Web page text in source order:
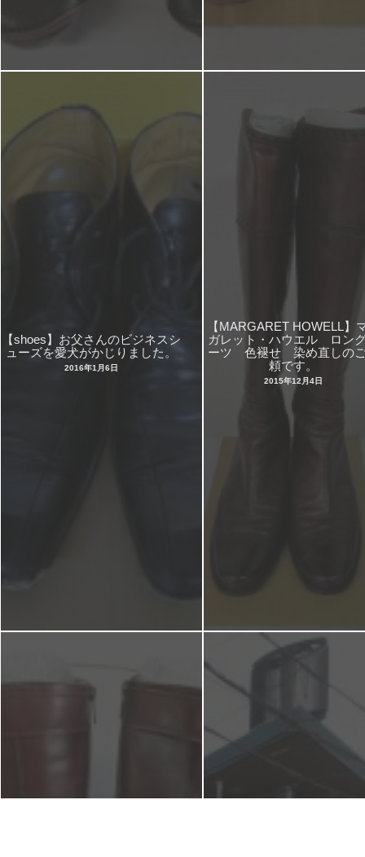
【shoes】お父さんのビジネスシ
ューズを愛犬がかじりました。
2016年1月6日
【MARGARET HOWELL】
ガレット・ハウエル ロン
ーツ 色褪せ 染め直しの
頼です。
2015年12月4日